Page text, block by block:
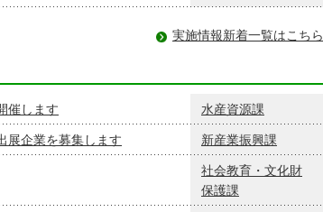
実施情報新着一覧はこちら
催します 水産資源課
展企業を募集します 新産業振興課
社会教育・文化財
保護課